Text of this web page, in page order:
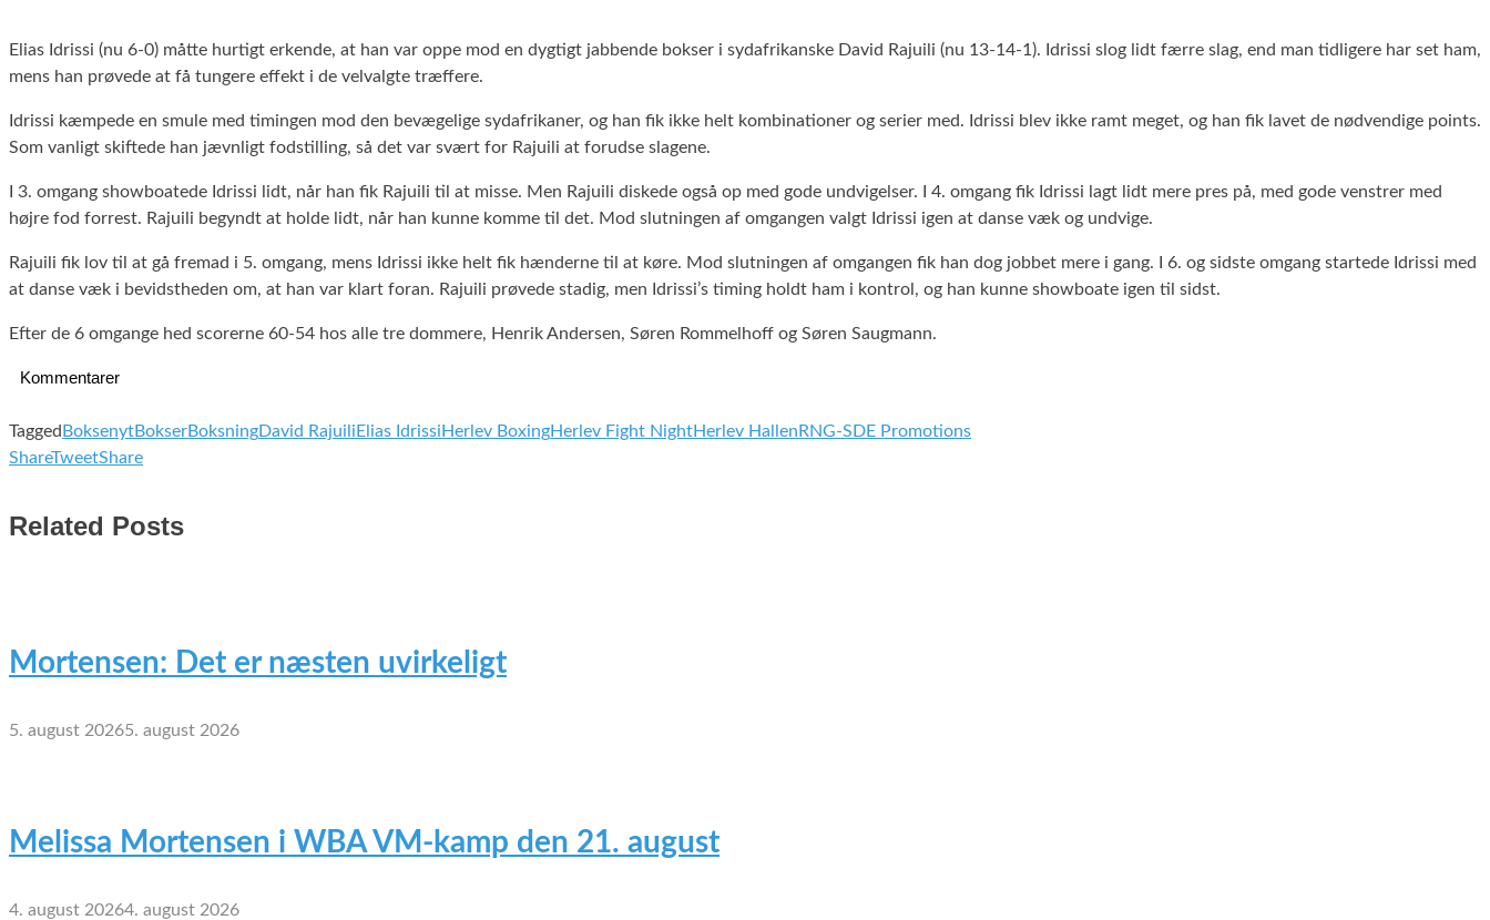
Elias Idrissi (nu 6-0) måtte hurtigt erkende, at han var oppe mod en dygtigt jabbende bokser i sydafrikanske David Rajuili (nu 13-14-1). Idrissi slog lidt færre slag, end man tidligere har set ham,
mens han prøvede at få tungere effekt i de velvalgte træffere.
Idrissi kæmpede en smule med timingen mod den bevægelige sydafrikaner, og han fik ikke helt kombinationer og serier med. Idrissi blev ikke ramt meget, og han fik lavet de nødvendige points.
Som vanligt skiftede han jævnligt fodstilling, så det var svært for Rajuili at forudse slagene.
I 3. omgang showboatede Idrissi lidt, når han fik Rajuili til at misse. Men Rajuili diskede også op med gode undvigelser. I 4. omgang fik Idrissi lagt lidt mere pres på, med gode venstrer med
højre fod forrest. Rajuili begyndt at holde lidt, når han kunne komme til det. Mod slutningen af omgangen valgt Idrissi igen at danse væk og undvige.
Rajuili fik lov til at gå fremad i 5. omgang, mens Idrissi ikke helt fik hænderne til at køre. Mod slutningen af omgangen fik han dog jobbet mere i gang. I 6. og sidste omgang startede Idrissi med
at danse væk i bevidstheden om, at han var klart foran. Rajuili prøvede stadig, men Idrissi’s timing holdt ham i kontrol, og han kunne showboate igen til sidst.
Efter de 6 omgange hed scorerne 60-54 hos alle tre dommere, Henrik Andersen, Søren Rommelhoff og Søren Saugmann.
Kommentarer
Tagged BoksenytBokserBoksningDavid Rajuili Elias Idrissi Herlev BoxingHerlev Fight NightHerlev Hallen RNG-SDE Promotions
ShareTweetShare
Related Posts
Mortensen: Det er næsten uvirkeligt
5. august 20265. august 2026
Melissa Mortensen i WBA VM-kamp den 21. august
4. august 20264. august 2026